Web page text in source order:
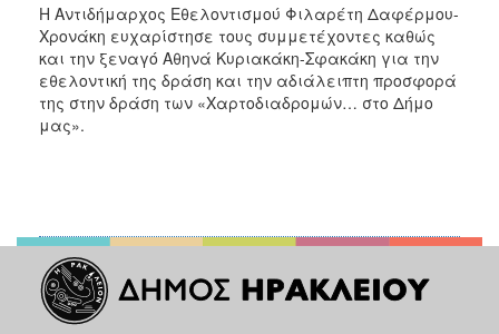
Η Αντιδήμαρχος Εθελοντισμού Φιλαρέτη Δαφέρμου-
Χρονάκη ευχαρίστησε τους συμμετέχοντες καθώς
και την ξεναγό Αθηνά Κυριακάκη-Σφακάκη για την
εθελοντική της δράση και την αδιάλειπτη προσφορά
της στην δράση των «Χαρτοδιαδρομών… στο Δήμο
μας».